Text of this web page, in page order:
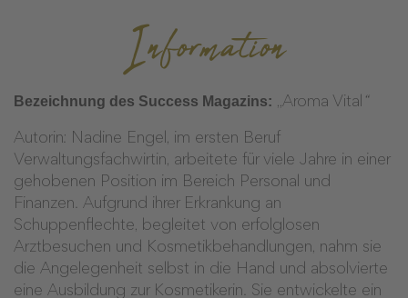
Information
Bezeichnung des Success Magazins: „Aroma Vital
​Autorin: Nadine Engel, im ersten Beruf
Verwaltungsfachwirtin, arbeitete für viele Jahre in einer
gehobenen Position im Bereich Personal und
Finanzen. Aufgrund ihrer Erkrankung an
Schuppenflechte, begleitet von erfolglosen
Arztbesuchen und Kosmetikbehandlungen, nahm sie
die Angelegenheit selbst in die Hand und absolvierte
eine Ausbildung zur Kosmetikerin. Sie entwickelte ein